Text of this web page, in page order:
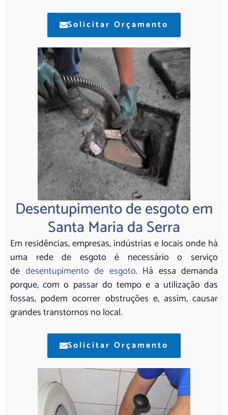
Solicitar Orçamento
Desentupimento de esgoto em
Santa Maria da Serra
Em residências, empresas, indústrias e locais onde há
uma rede de esgoto é necessário o serviço
de desentupimento de esgoto. Há essa demanda
porque, com o passar do tempo e a utilização das
fossas, podem ocorrer obstruções e, assim, causar
grandes transtornos no local.
Solicitar Orçamento